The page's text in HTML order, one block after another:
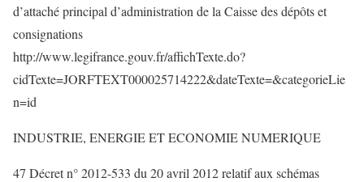
d’attaché principal d’administration de la Caisse des dépôts et
consignations
http://www.legifrance.gouv.fr/affichTexte.do?
cidTexte=JORFTEXT000025714222&dateTexte=&categorieLie
n=id
INDUSTRIE, ENERGIE ET ECONOMIE NUMERIQUE
47 Décret n° 2012-533 du 20 avril 2012 relatif aux schémas